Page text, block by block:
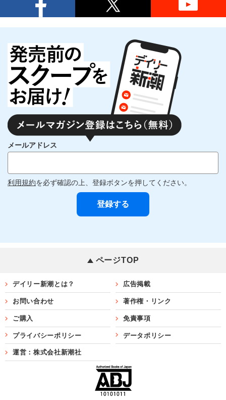
メールアドレス
利用規約を必ず確認の上、登録ボタンを押してください。
ページTOP
デイリー新潮とは？ 広告掲載
お問い合わせ 著作権・リンク
ご購入 免責事項
プライバシーポリシー データポリシー
運営：株式会社新潮社